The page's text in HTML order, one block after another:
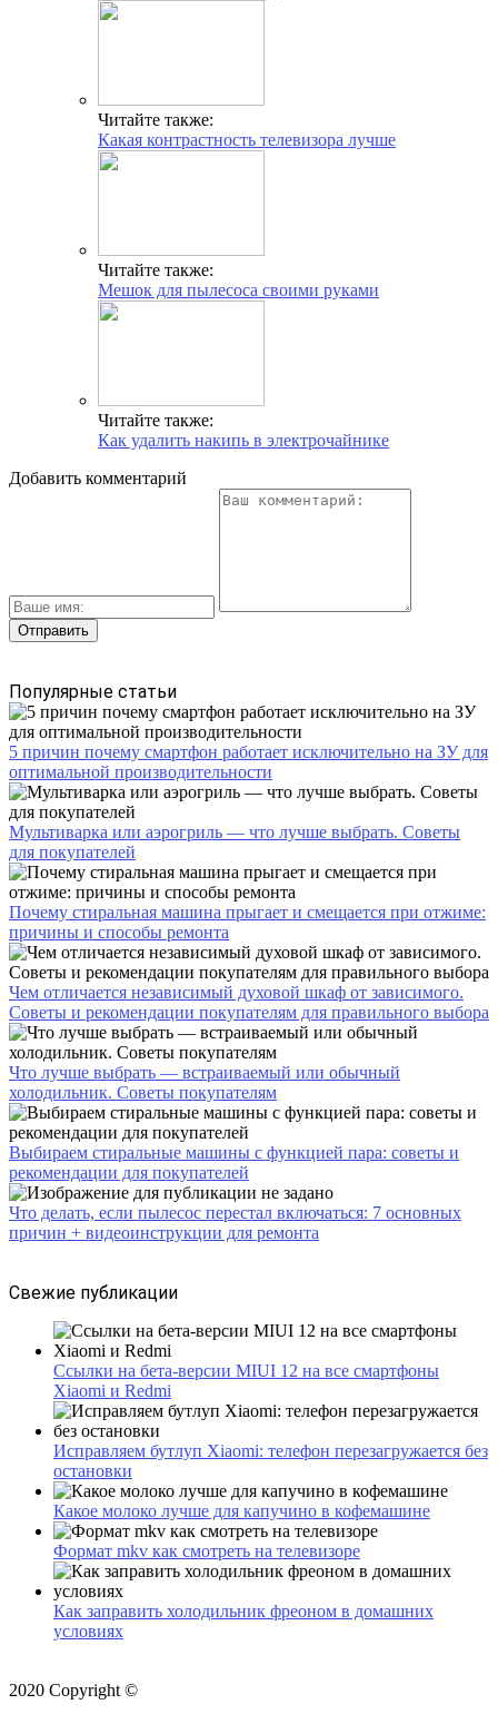
Читайте также:
Какая контрастность телевизора лучше
Читайте также:
Мешок для пылесоса своими руками
Читайте также:
Как удалить накипь в электрочайнике
Добавить комментарий
Популярные статьи
5 причин почему смартфон работает исключительно на ЗУ для
оптимальной производительности
Мультиварка или аэрогриль — что лучше выбрать. Советы
для покупателей
Почему стиральная машина прыгает и смещается при отжиме:
причины и способы ремонта
Чем отличается независимый духовой шкаф от зависимого.
Советы и рекомендации покупателям для правильного выбора
Что лучше выбрать — встраиваемый или обычный
холодильник. Советы покупателям
Выбираем стиральные машины с функцией пара: советы и
рекомендации для покупателей
Что делать, если пылесос перестал включаться: 7 основных
причин + видеоинструкции для ремонта
Свежие публикации
Ссылки на бета-версии MIUI 12 на все смартфоны
Xiaomi и Redmi
Исправляем бутлуп Xiaomi: телефон перезагружается без
остановки
Какое молоко лучше для капучино в кофемашине
Формат mkv как смотреть на телевизоре
Как заправить холодильник фреоном в домашних
условиях
2020 Copyright ©